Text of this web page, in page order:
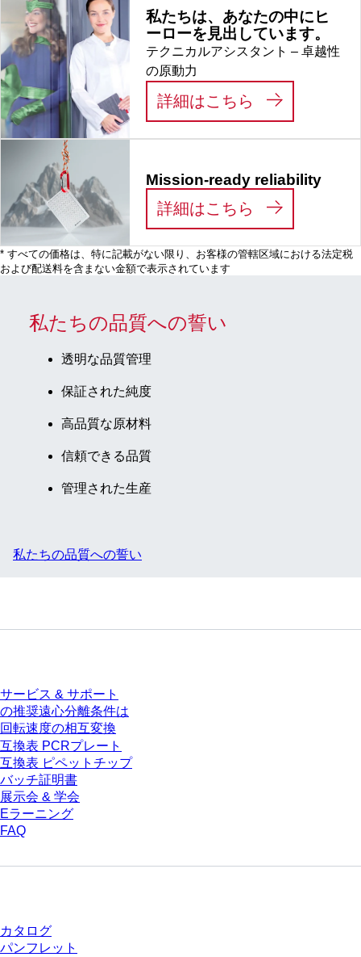
私たちは、あなたの中にヒ
ーローを見出しています。
テクニカルアシスタント – 卓越性
の原動力
詳細はこちら 私たちは、
Mission-ready reliability
詳細はこちら MISSION-
* すべての価格は、特に記載がない限り、お客様の管轄区域における法定税
および配送料を含まない金額で表示されています
私たちの品質への誓い
透明な品質管理
保証された純度
高品質な原材料
信頼できる品質
管理された生産
私たちの品質への誓い
サービス & サポート
の推奨遠心分離条件は
回転速度の相互変換
互換表 PCRプレート
互換表 ピペットチップ
バッチ証明書
展示会 & 学会
Eラーニング
FAQ
カタログ
パンフレット